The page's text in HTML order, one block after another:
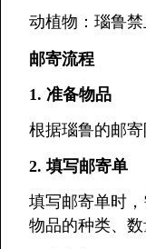
动植物：瑙鲁
邮寄流程
1. 准备物品
根据瑙鲁的邮
2. 填写邮寄单
填写邮寄单时
物品的种类、数